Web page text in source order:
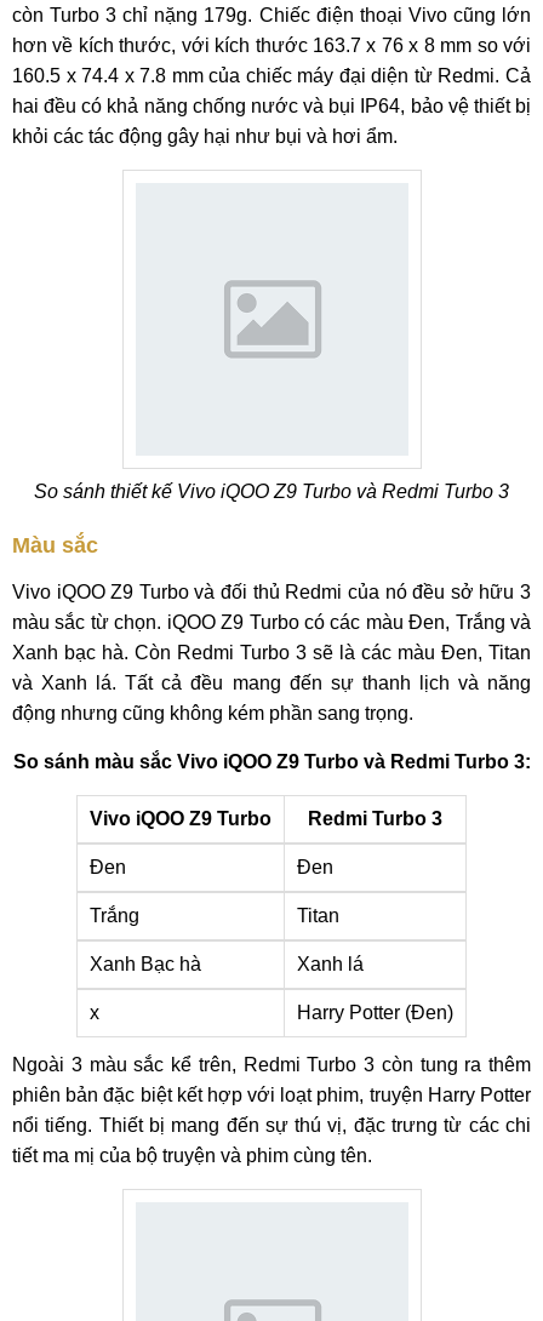
còn Turbo 3 chỉ nặng 179g. Chiếc điện thoại Vivo cũng lớn
hơn về kích thước, với kích thước 163.7 x 76 x 8 mm so với
160.5 x 74.4 x 7.8 mm của chiếc máy đại diện từ Redmi. Cả
hai đều có khả năng chống nước và bụi IP64, bảo vệ thiết bị
khỏi các tác động gây hại như bụi và hơi ẩm.
So sánh thiết kế Vivo iQOO Z9 Turbo và Redmi Turbo 3
Màu sắc
Vivo iQOO Z9 Turbo và đối thủ Redmi của nó đều sở hữu 3
màu sắc từ chọn. iQOO Z9 Turbo có các màu Đen, Trắng và
Xanh bạc hà. Còn Redmi Turbo 3 sẽ là các màu Đen, Titan
và Xanh lá. Tất cả đều mang đến sự thanh lịch và năng
động nhưng cũng không kém phần sang trọng.
So sánh màu sắc Vivo iQOO Z9 Turbo và Redmi Turbo 3:
Vivo iQOO Z9 Turbo Redmi Turbo 3
Đen Đen
Trắng Titan
Xanh Bạc hà Xanh lá
x Harry Potter (Đen)
Ngoài 3 màu sắc kể trên, Redmi Turbo 3 còn tung ra thêm
phiên bản đặc biệt kết hợp với loạt phim, truyện Harry Potter
nổi tiếng. Thiết bị mang đến sự thú vị, đặc trưng từ các chi
tiết ma mị của bộ truyện và phim cùng tên.